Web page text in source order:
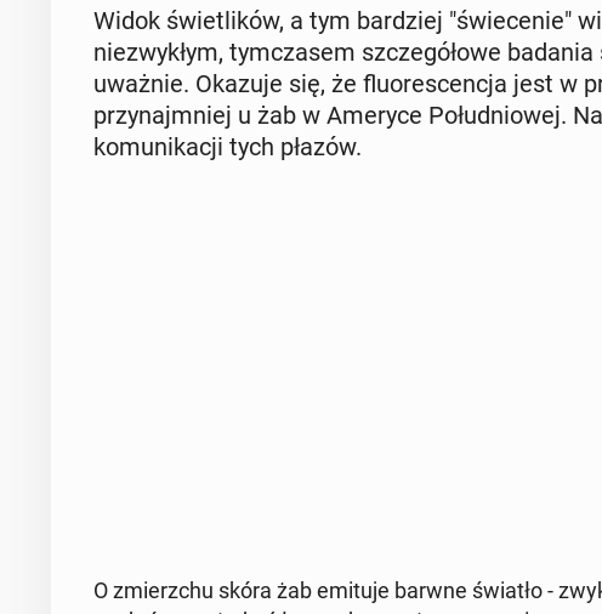
Widok świe­tli­ków, a tym bar­dziej "świe­ce­nie"
nie­zwy­kłym, tym­cza­sem szcze­gó­ło­we
uważnie. Okazuje się, że flu­ore­scen­cja jest w
przy­naj­mniej u żab w Ameryce Po­łu­dnio­wej.
ko­mu­ni­ka­cji tych płazów.
O zmierz­chu skóra żab emituje barwne światło -